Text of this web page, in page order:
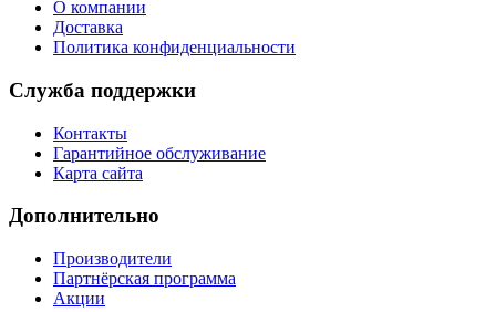
О компании
Доставка
Политика конфиденциальности
Служба поддержки
Контакты
Гарантийное обслуживание
Карта сайта
Дополнительно
Производители
Партнёрская программа
Акции